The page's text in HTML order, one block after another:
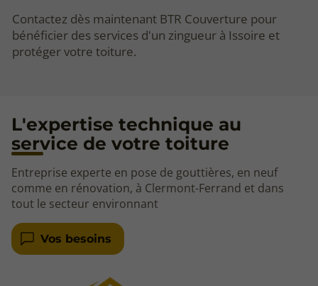
Contactez dès maintenant BTR Couverture pour
bénéficier des services d'un zingueur à Issoire et
protéger votre toiture.
L'expertise technique au
service de votre toiture
Entreprise experte en pose de gouttières, en neuf
comme en rénovation, à Clermont-Ferrand et dans
tout le secteur environnant
Vos besoins